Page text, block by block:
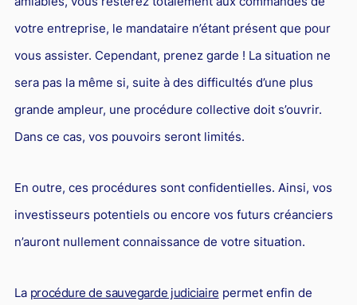
votre entreprise, le mandataire n’étant présent que pour
vous assister. Cependant, prenez garde ! La situation ne
sera pas la même si, suite à des difficultés d’une plus
grande ampleur, une procédure collective doit s’ouvrir.
Dans ce cas, vos pouvoirs seront limités.
En outre, ces procédures sont confidentielles. Ainsi, vos
investisseurs potentiels ou encore vos futurs créanciers
n’auront nullement connaissance de votre situation.
La procédure de sauvegarde judiciaire permet enfin de